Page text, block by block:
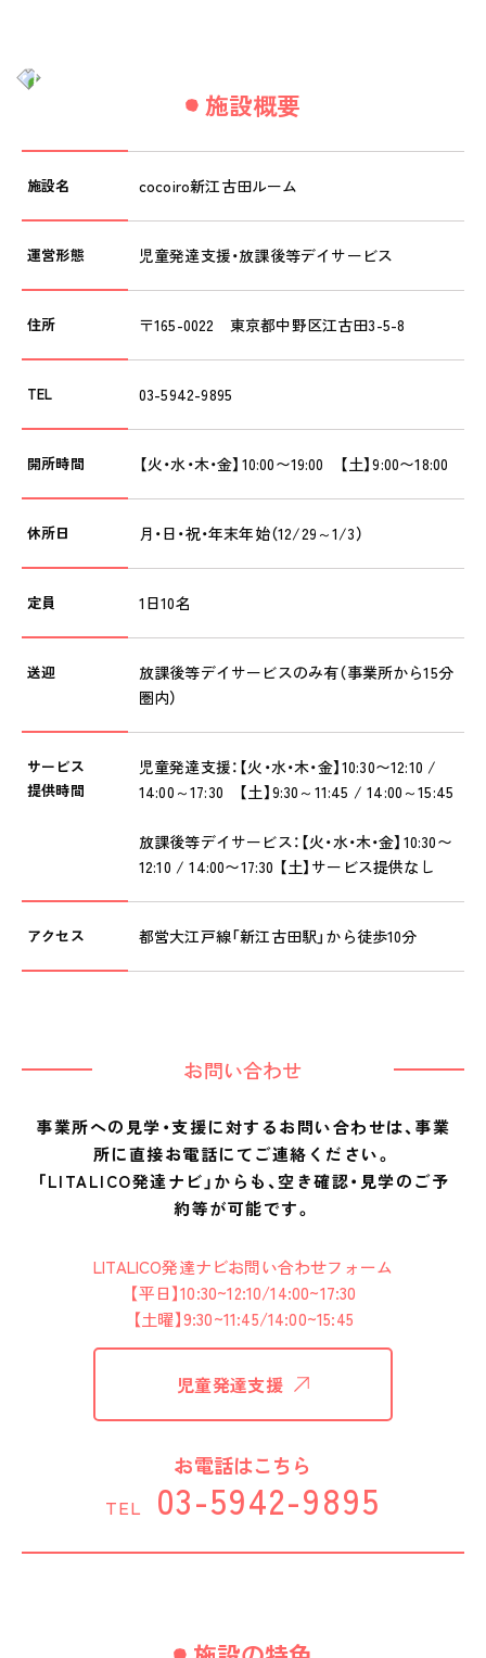
COMPANY
RECRUIT
PINOKI'S YOUTUBE
お問い合わせ
施設概要
施設名 cocoiro新江古田ルーム
運営形態 児童発達支援・放課後等デイサービス
住所 〒165-0022 東京都中野区江古田3-5-8
TEL 03-5942-9895
開所時間 【火・水・木・金】10:00〜19:00 【土】9:00〜18:00
休所日 月・日・祝・年末年始（12/29～1/3）
定員 1日10名
送迎
放課後等デイサービスのみ有（事業所から15分
圏内）
サービス
提供時間
児童発達支援：【火・水・木・金】10:30〜12:10 /
14:00～17:30 【土】9:30～11:45 / 14:00～15:45
放課後等デイサービス：【火・水・木・金】10:30〜
12:10 / 14:00〜17:30 【土】サービス提供なし
アクセス 都営大江戸線「新江古田駅」から徒歩10分
お問い合わせ
事業所への見学・支援に対するお問い合わせは、事業
所に直接お電話にてご連絡ください。
「LITALICO発達ナビ」からも、空き確認・見学のご予
約等が可能です。
LITALICO発達ナビお問い合わせフォーム
【平日】10:30~12:10/14:00~17:30
【土曜】9:30~11:45/14:00~15:45
児童発達支援
お電話はこちら
TEL 03-5942-9895